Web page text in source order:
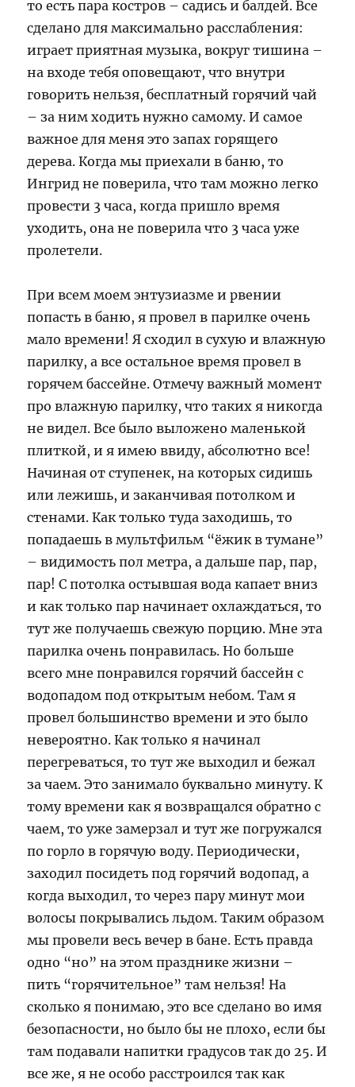
то есть пара костров – садись и балдей. Все
сделано для максимально расслабления:
играет приятная музыка, вокруг тишина –
на входе тебя оповещают, что внутри
говорить нельзя, бесплатный горячий чай
– за ним ходить нужно самому. И самое
важное для меня это запах горящего
дерева. Когда мы приехали в баню, то
Ингрид не поверила, что там можно легко
провести 3 часа, когда пришло время
уходить, она не поверила что 3 часа уже
пролетели.
При всем моем энтузиазме и рвении
попасть в баню, я провел в парилке очень
мало времени! Я сходил в сухую и влажную
парилку, а все остальное время провел в
горячем бассейне. Отмечу важный момент
про влажную парилку, что таких я никогда
не видел. Все было выложено маленькой
плиткой, и я имею ввиду, абсолютно все!
Начиная от ступенек, на которых сидишь
или лежишь, и заканчивая потолком и
стенами. Как только туда заходишь, то
попадаешь в мультфильм “ёжик в тумане”
– видимость пол метра, а дальше пар, пар,
пар! С потолка остывшая вода капает вниз
и как только пар начинает охлаждаться, то
тут же получаешь свежую порцию. Мне эта
парилка очень понравилась. Но больше
всего мне понравился горячий бассейн с
водопадом под открытым небом. Там я
провел большинство времени и это было
невероятно. Как только я начинал
перегреваться, то тут же выходил и бежал
за чаем. Это занимало буквально минуту. К
тому времени как я возвращался обратно с
чаем, то уже замерзал и тут же погружался
по горло в горячую воду. Периодически,
заходил посидеть под горячий водопад, а
когда выходил, то через пару минут мои
волосы покрывались льдом. Таким образом
мы провели весь вечер в бане. Есть правда
одно “но” на этом празднике жизни –
пить “горячительное” там нельзя! На
сколько я понимаю, это все сделано во имя
безопасности, но было бы не плохо, если бы
там подавали напитки градусов так до 25. И
все же, я не особо расстроился так как